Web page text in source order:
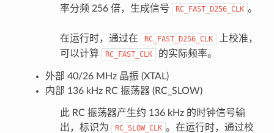
率分频 256 倍，生成信号
RC_FAST_D256_CLK 。
在运行时，通过在 RC_FAST_D256_CLK
上校准，
可以计算
RC_FAST_CLK 的实际频率。
外部 40/26 MHz 晶振 (XTAL)
内部 136 kHz RC 振荡器 (RC_SLOW)
此 RC 振荡器产生约 136 kHz 的时钟信号输
出，标识为
RC_SLOW_CLK 。在运行时，通过校